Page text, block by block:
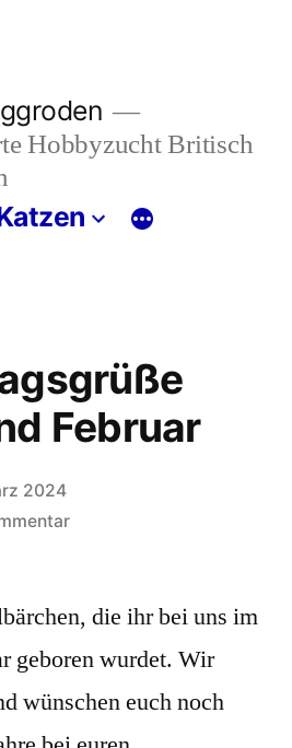
Hobbyzucht Britisch
Februar
2024
zu
unddie ihr bei uns im
geboren wurdet. Wir
wünschen euch noch